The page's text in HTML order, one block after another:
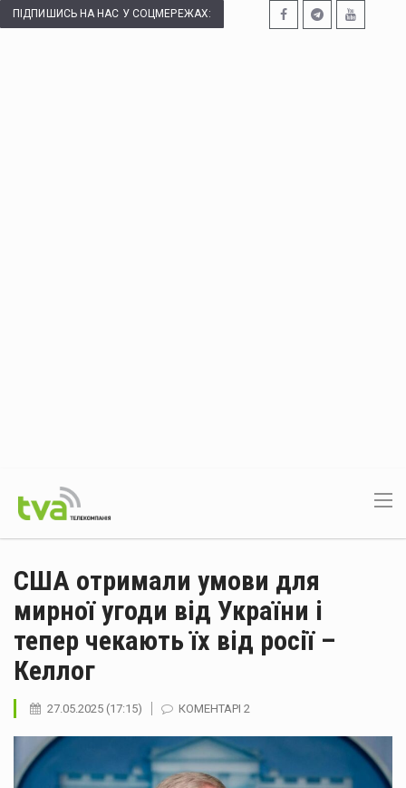
ПІДПИШИСЬ НА НАС У СОЦМЕРЕЖАХ:
США отримали умови для
мирної угоди від України і
тепер чекають їх від росії –
Келлог
27.05.2025 (17:15) КОМЕНТАРІ 2